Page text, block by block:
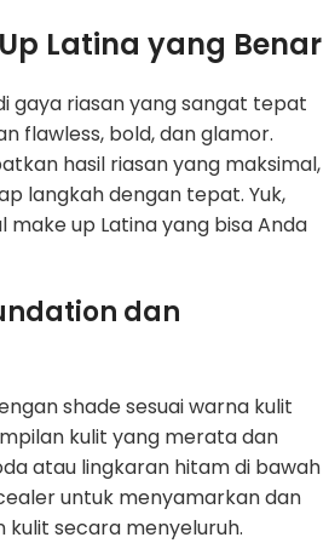
Latina yang Benar
gaya riasan yang sangat tepat
flawless, bold, dan glamor.
hasil riasan yang maksimal,
langkah dengan tepat. Yuk,
make up Latina yang bisa Anda
dan
shade sesuai warna kulit
kulit yang merata dan
atau lingkaran hitam di bawah
untuk menyamarkan dan
secara menyeluruh.